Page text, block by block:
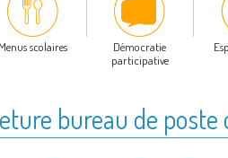
Menus scolaires
Démocratie
participative
bureau de poste